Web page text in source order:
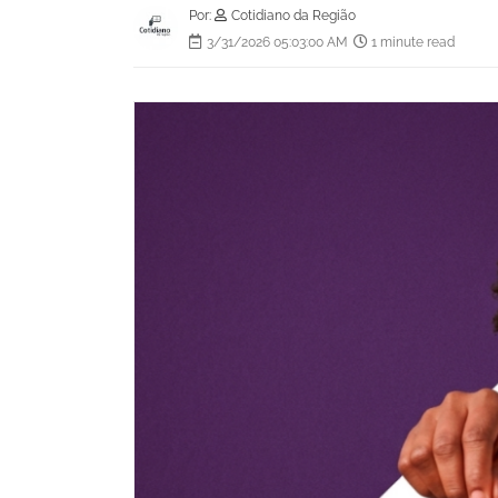
Por:
Cotidiano da Região
3/31/2026 05:03:00 AM
1 minute read